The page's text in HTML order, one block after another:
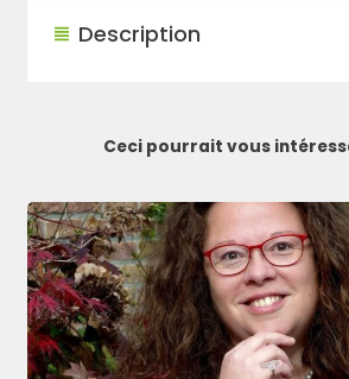
Description
Ceci pourrait vous